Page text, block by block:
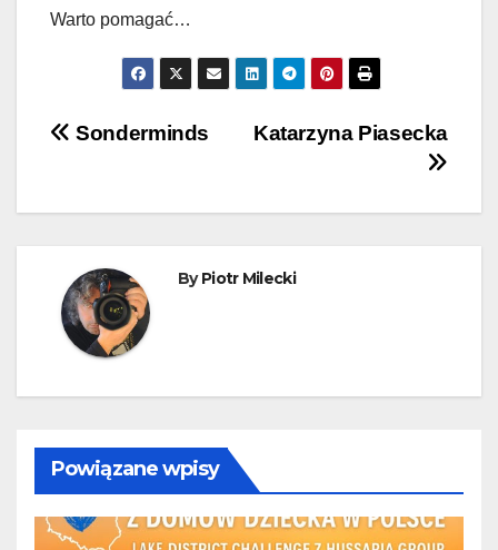
Warto pomagać…
Nawigacja
Katarzyna Piasecka
Sonderminds
ByPiotr Milecki
Powiązane wpisy